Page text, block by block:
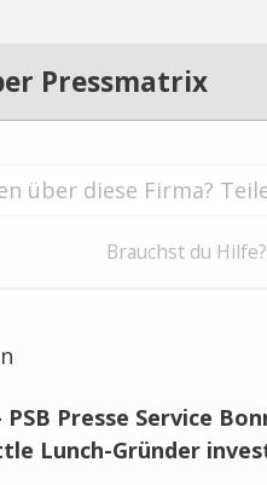
Pressmatrix
Brauchst du Hilfe?